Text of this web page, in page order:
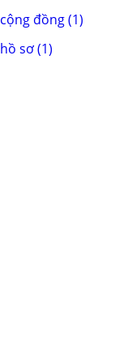
cộng đồng (1)
hồ sơ (1)